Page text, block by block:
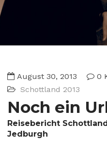
August 30, 2013
0
Schottland 2013
Noch ein
Reisebericht
Jedburgh